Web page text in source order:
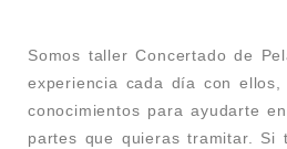
Somos taller Concertado de
experiencia cada día con
conocimientos para ayudarte
partes que quieras tramitar. Si